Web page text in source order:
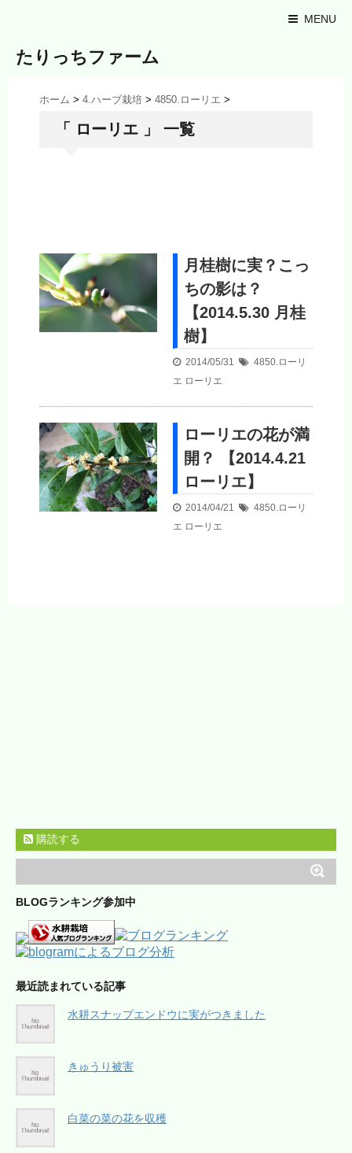
MENU
たりっちファーム
ホーム > 4.ハーブ栽培 > 4850.ローリエ >
「 ローリエ 」 一覧
月桂樹に実？こっ
ちの影は？
【2014.5.30 月桂
樹】
2014/05/31
4850.ローリ
エ ローリエ
ローリエの花が満
開？ 【2014.4.21
ローリエ】
2014/04/21
4850.ローリ
エ ローリエ
購読する
BLOGランキング参加中
最近読まれている記事
水耕スナップエンドウに実がつきました
きゅうり被害
白菜の菜の花を収穫